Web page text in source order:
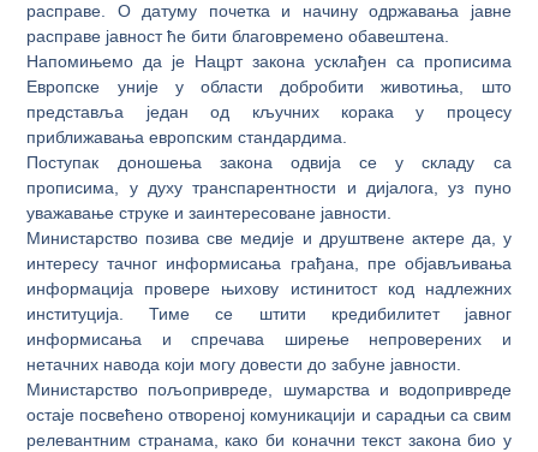
расправе. О датуму почетка и начину одржавања јавне
расправе јавност ће бити благовремено обавештена.
Напомињемо да је Нацрт закона усклађен са прописима
Европске уније у области добробити животиња, што
представља један од кључних корака у процесу
приближавања европским стандардима.
Поступак доношења закона одвија се у складу са
прописима, у духу транспарентности и дијалога, уз пуно
уважавање струке и заинтересоване јавности.
Министарство позива све медије и друштвене актере да, у
интересу тачног информисања грађана, пре објављивања
информација провере њихову истинитост код надлежних
институција. Тиме се штити кредибилитет јавног
информисања и спречава ширење непроверених и
нетачних навода који могу довести до забуне јавности.
Министарство пољопривреде, шумарства и водопривреде
остаје посвећено отвореној комуникацији и сарадњи са свим
релевантним странама, како би коначни текст закона био у